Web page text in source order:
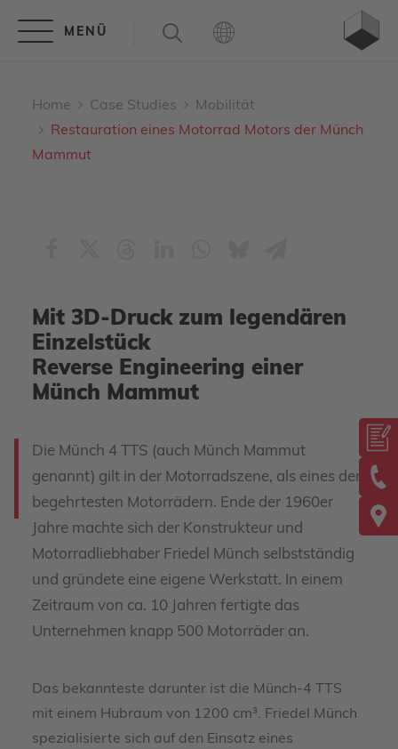
Home Case Studies
Mobilität
Restauration eines Motorrad Motors der Münch
Mammut
Mit 3D-Druck zum legendären
Einzelstück
Reverse Engineering einer
Münch Mammut
Die Münch 4 TTS (auch Münch Mammut
genannt) gilt in der Motorradszene, als eines der
begehrtesten Motorrädern. Ende der 1960er
Jahre machte sich der Konstrukteur und
Motorradliebhaber Friedel Münch selbstständig
und gründete eine eigene Werkstatt. In einem
Zeitraum von ca. 10 Jahren fertigte das
Unternehmen knapp 500 Motorräder an.
Das bekannteste darunter ist die Münch-4 TTS
mit einem Hubraum von 1200 cm³. Friedel Münch
spezialisierte sich auf den Einsatz eines